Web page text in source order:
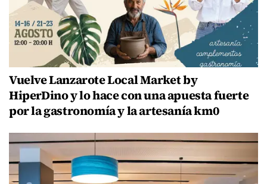
Vuelve Lanzarote Local Market by
HiperDino y lo hace con una apuesta fuerte
por la gastronomía y la artesanía km0